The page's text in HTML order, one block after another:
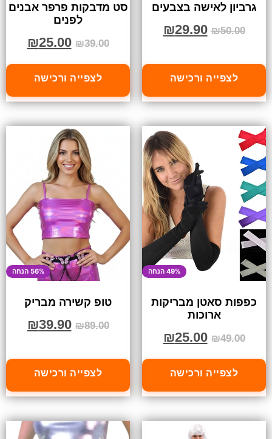
גרביון לאישה בצבעים
₪50.00
₪29.90
לצפייה ורכישה
סט מדבקות פרפר אבנים
לפנים
₪39.00
₪25.00
לצפייה ורכישה
49% הנחה
כפפות סאטן מבריקות
ארוכות
₪49.00
₪25.00
לצפייה ורכישה
56% הנחה
טופ קשירה מבריק
₪89.00
₪39.90
לצפייה ורכישה